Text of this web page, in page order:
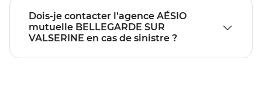
Dois-je contacter l’agence AÉSIO
mutuelle BELLEGARDE SUR
VALSERINE en cas de sinistre ?